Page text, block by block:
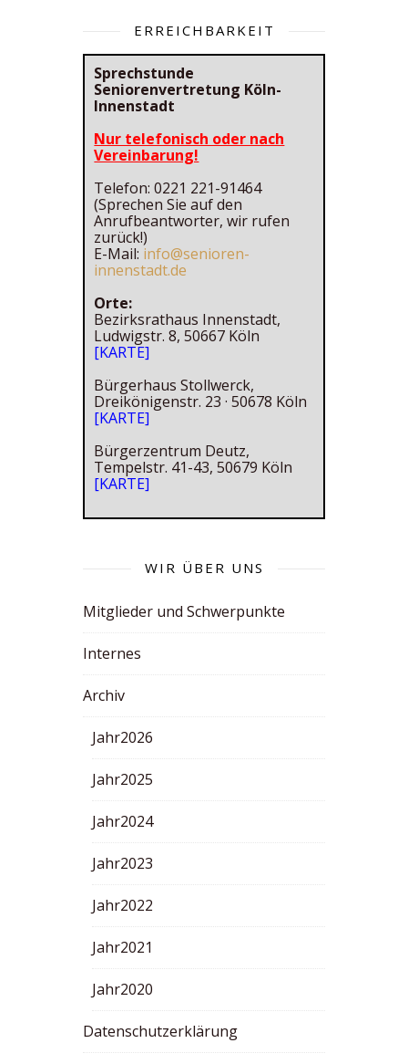
ERREICHBARKEIT
Sprechstunde
Seniorenvertretung Köln-
Innenstadt
Nur telefonisch oder nach
Vereinbarung!
Telefon: 0221 221-91464
(Sprechen Sie auf den
Anrufbeantworter, wir rufen
zurück!)
E-Mail: info@senioren-
innenstadt.de
Orte:
Bezirksrathaus Innenstadt,
Ludwigstr. 8, 50667 Köln
[KARTE]
Bürgerhaus Stollwerck,
Dreikönigenstr. 23 · 50678 Köln
[KARTE]
Bürgerzentrum Deutz,
Tempelstr. 41-43, 50679 Köln
[KARTE]
WIR ÜBER UNS
Mitglieder und Schwerpunkte
Internes
Archiv
Jahr2026
Jahr2025
Jahr2024
Jahr2023
Jahr2022
Jahr2021
Jahr2020
Datenschutzerklärung